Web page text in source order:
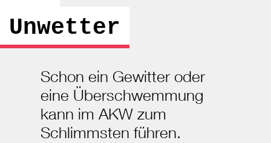
Unwetter
Schon ein Gewitter oder
eine Überschwemmung
kann im AKW zum
Schlimmsten führen.